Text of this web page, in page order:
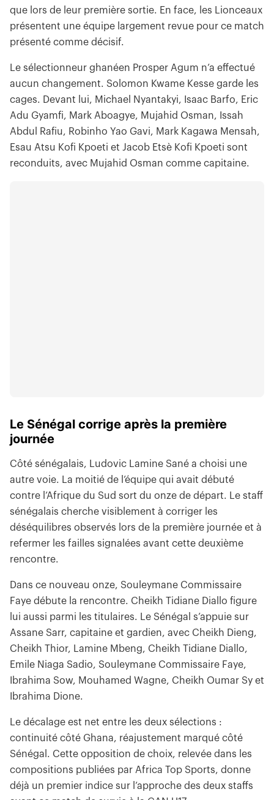
que lors de leur première sortie. En face, les Lionceaux
présentent une équipe largement revue pour ce match
présenté comme décisif.
Le sélectionneur ghanéen Prosper Agum n’a effectué
aucun changement. Solomon Kwame Kesse garde les
cages. Devant lui, Michael Nyantakyi, Isaac Barfo, Eric
Adu Gyamfi, Mark Aboagye, Mujahid Osman, Issah
Abdul Rafiu, Robinho Yao Gavi, Mark Kagawa Mensah,
Esau Atsu Kofi Kpoeti et Jacob Etsè Kofi Kpoeti sont
reconduits, avec Mujahid Osman comme capitaine.
Le Sénégal corrige après la première
journée
Côté sénégalais, Ludovic Lamine Sané a choisi une
autre voie. La moitié de l’équipe qui avait débuté
contre l’Afrique du Sud sort du onze de départ. Le staff
sénégalais cherche visiblement à corriger les
déséquilibres observés lors de la première journée et à
refermer les failles signalées avant cette deuxième
rencontre.
Dans ce nouveau onze, Souleymane Commissaire
Faye débute la rencontre. Cheikh Tidiane Diallo figure
lui aussi parmi les titulaires. Le Sénégal s’appuie sur
Assane Sarr, capitaine et gardien, avec Cheikh Dieng,
Cheikh Thior, Lamine Mbeng, Cheikh Tidiane Diallo,
Emile Niaga Sadio, Souleymane Commissaire Faye,
Ibrahima Sow, Mouhamed Wagne, Cheikh Oumar Sy et
Ibrahima Dione.
Le décalage est net entre les deux sélections :
continuité côté Ghana, réajustement marqué côté
Sénégal. Cette opposition de choix, relevée dans les
compositions publiées par Africa Top Sports, donne
déjà un premier indice sur l’approche des deux staffs